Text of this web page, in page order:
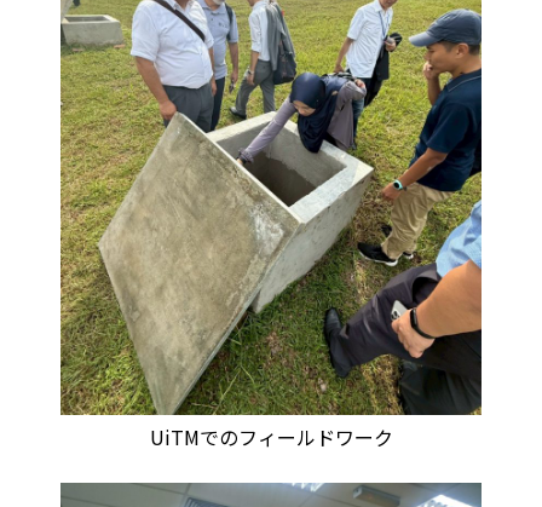
UiTMでのフィールドワーク